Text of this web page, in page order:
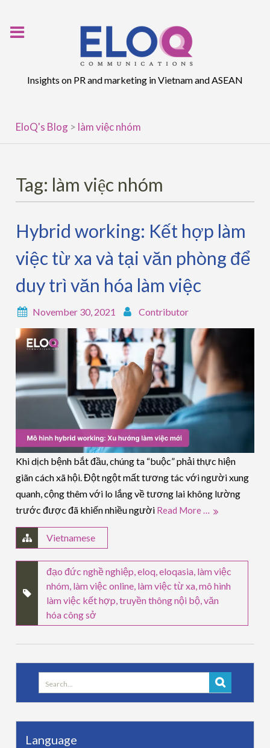
Insights on PR and marketing in Vietnam and ASEAN
EloQ's Blog > làm việc nhóm
Tag: làm việc nhóm
Hybrid working: Kết hợp làm
việc từ xa và tại văn phòng để
duy trì văn hóa làm việc
November 30, 2021 Contributor
Khi dịch bệnh bắt đầu, chúng ta “buộc” phải thực hiện
giãn cách xã hội. Đột ngột mất tương tác với người xung
quanh, cộng thêm với lo lắng về tương lai không lường
trước được đã khiến nhiều người Read More …
Vietnamese
đạo đức nghề nghiệp,eloq,eloqasia, làm việc
nhóm, làm việc online, làm việc từ xa,mô hình
làm việc kết hợp,truyền thông nội bộ,văn
hóa công sở
Search
for:
Language